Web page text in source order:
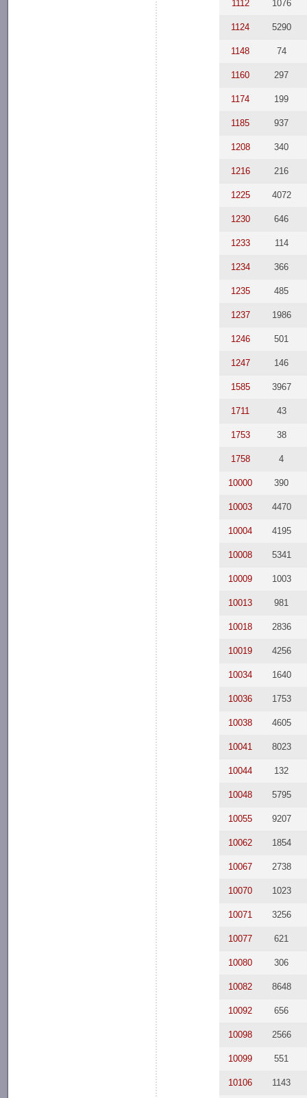
1112 1076
1124 5290
1148 74
1160 297
1174 199
1185 937
1208 340
1216 216
1225 4072
1230 646
1233 114
1234 366
1235 485
1237 1986
1246 501
1247 146
1585 3967
1711 43
1753 38
1758 4
10000 390
10003 4470
10004 4195
10008 5341
10009 1003
10013 981
10018 2836
10019 4256
10034 1640
10036 1753
10038 4605
10041 8023
10044 132
10048 5795
10055 9207
10062 1854
10067 2738
10070 1023
10071 3256
10077 621
10080 306
10082 8648
10092 656
10098 2566
10099 551
10106 1143